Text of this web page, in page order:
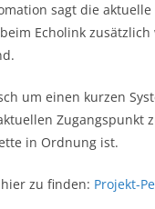
sagt die
Echolink
um einen kurzen
Zugangspunkt
in Ordnung ist.
zu finden: Projekt-